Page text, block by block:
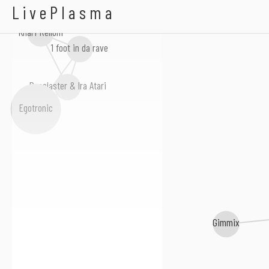
LivePlasma
Knarf Rellöm
Gimmix
1 foot in da rave
Basslaster & Ira Atari
Egotronic
Ab.out